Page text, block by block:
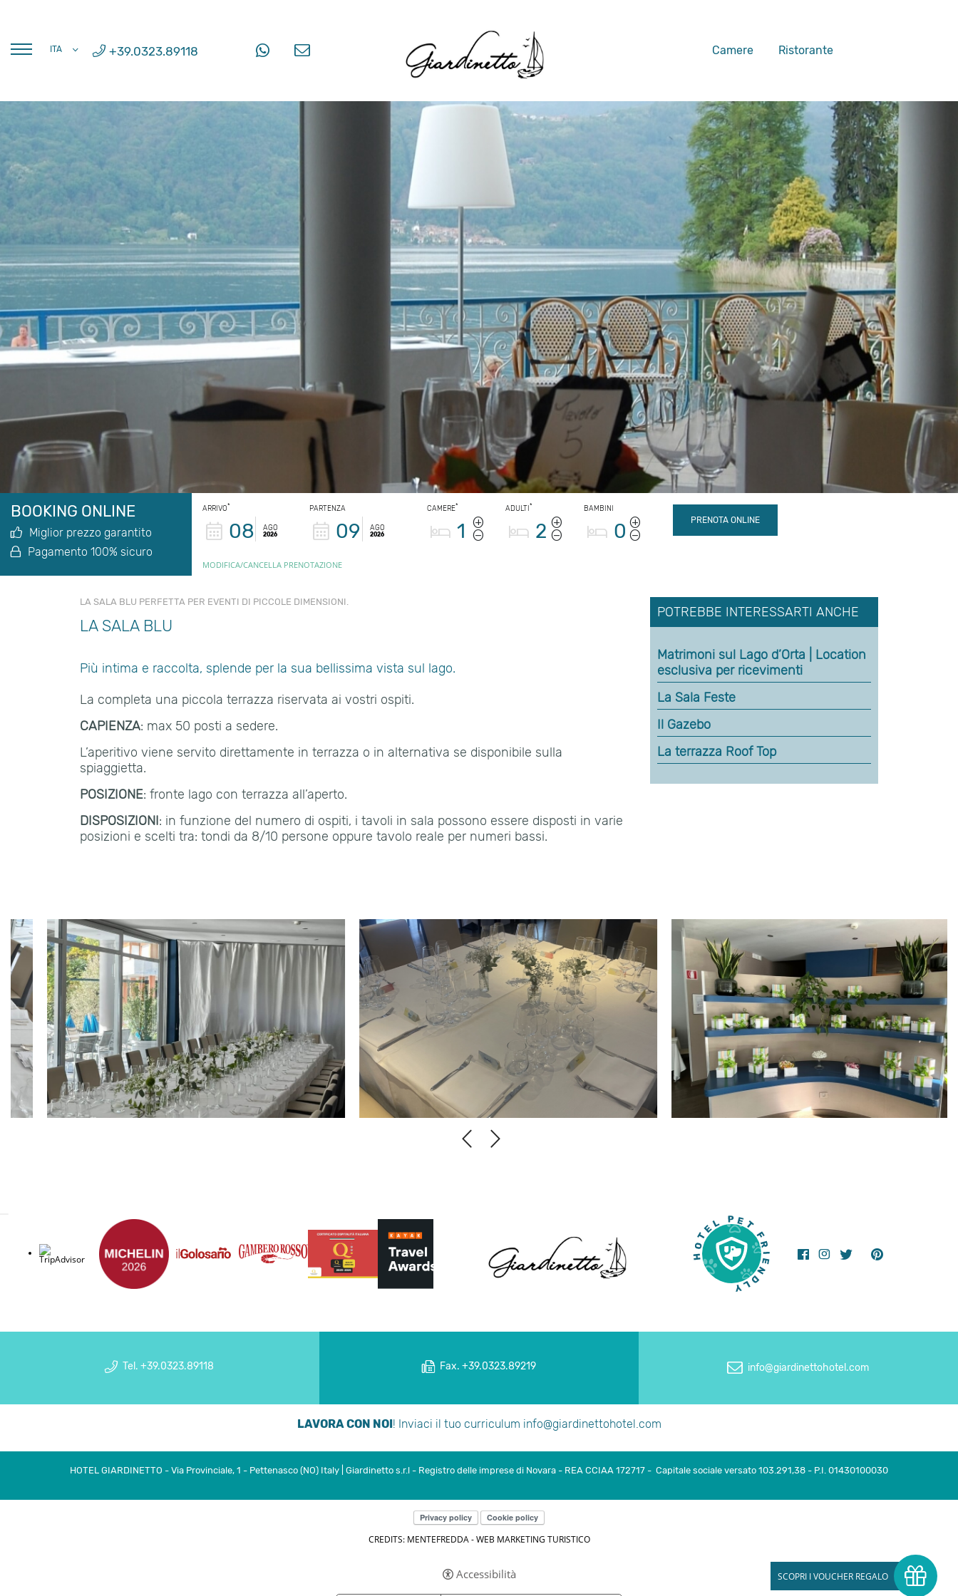
+39.0323.89118
ITA Camere Ristorante
SCOPRI I VOUCHER REGALO
BOOKING ONLINE
Miglior prezzo garantito
Pagamento 100% sicuro
ARRIVO*
08 AGO
2026
PARTENZA
09 AGO
2026
CAMERE*
1
ADULTI *
2
BAMBINI
0
MODIFICA/CANCELLA PRENOTAZIONE
LA SALA BLU PERFETTA PER EVENTI DI PICCOLE DIMENSIONI.
LA SALA BLU
Più intima e raccolta, splende per la sua bellissima vista sul lago.
La completa una piccola terrazza riservata ai vostri ospiti.
CAPIENZA: max 50 posti a sedere.
L’aperitivo viene servito direttamente in terrazza o in alternativa se disponibile sulla
spiaggietta.
POSIZIONE: fronte lago con terrazza all’aperto.
DISPOSIZIONI: in funzione del numero di ospiti, i tavoli in sala possono essere disposti in varie
posizioni e scelti tra: tondi da 8/10 persone oppure tavolo reale per numeri bassi.
POTREBBE INTERESSARTI ANCHE
Matrimoni sul Lago d’Orta | Location
esclusiva per ricevimenti
La Sala Feste
Il Gazebo
La terrazza Roof Top
Tel. +39.0323.89118 Fax. +39.0323.89219 info@giardinettohotel.com
LAVORA CON NOI! Inviaci il tuo curriculum info@giardinettohotel.com
HOTEL GIARDINETTO - Via Provinciale, 1 - Pettenasco (NO) Italy | Giardinetto s.r.l - Registro delle imprese di Novara - REA CCIAA 172717 - Capitale sociale versato 103.291,38 - P.I. 01430100030
Privacy policy Cookie policy
CREDITS: MENTEFREDDA - WEB MARKETING TURISTICO
Accessibilità